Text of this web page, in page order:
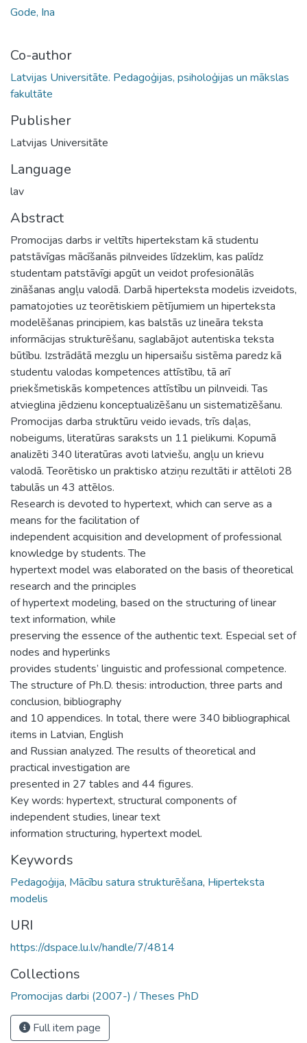
Gode, Ina
Co-author
Latvijas Universitāte. Pedagoģijas, psiholoģijas un mākslas
fakultāte
Publisher
Latvijas Universitāte
Language
lav
Abstract
Promocijas darbs ir veltīts hipertekstam kā studentu
patstāvīgas mācīšanās pilnveides līdzeklim, kas palīdz
studentam patstāvīgi apgūt un veidot profesionālās
zināšanas angļu valodā. Darbā hiperteksta modelis izveidots,
pamatojoties uz teorētiskiem pētījumiem un hiperteksta
modelēšanas principiem, kas balstās uz lineāra teksta
informācijas strukturēšanu, saglabājot autentiska teksta
būtību. Izstrādātā mezglu un hipersaišu sistēma paredz kā
studentu valodas kompetences attīstību, tā arī
priekšmetiskās kompetences attīstību un pilnveidi. Tas
atvieglina jēdzienu konceptualizēšanu un sistematizēšanu.
Promocijas darba struktūru veido ievads, trīs daļas,
nobeigums, literatūras saraksts un 11 pielikumi. Kopumā
analizēti 340 literatūras avoti latviešu, angļu un krievu
valodā. Teorētisko un praktisko atziņu rezultāti ir attēloti 28
tabulās un 43 attēlos.
Research is devoted to hypertext, which can serve as a
means for the facilitation of
independent acquisition and development of professional
knowledge by students. The
hypertext model was elaborated on the basis of theoretical
research and the principles
of hypertext modeling, based on the structuring of linear
text information, while
preserving the essence of the authentic text. Especial set of
nodes and hyperlinks
provides students’ linguistic and professional competence.
The structure of Ph.D. thesis: introduction, three parts and
conclusion, bibliography
and 10 appendices. In total, there were 340 bibliographical
items in Latvian, English
and Russian analyzed. The results of theoretical and
practical investigation are
presented in 27 tables and 44 figures.
Key words: hypertext, structural components of
independent studies, linear text
information structuring, hypertext model.
Keywords
Pedagoģija, Mācību satura strukturēšana, Hiperteksta
modelis
URI
https://dspace.lu.lv/handle/7/4814
Collections
Promocijas darbi (2007-) / Theses PhD
Full item page